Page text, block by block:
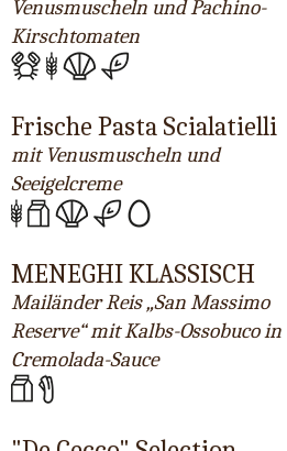
Venusmuscheln und Pachino-
Kirschtomaten
Frische Pasta Scialatielli
mit Venusmuscheln und
Seeigelcreme
MENEGHI KLASSISCH
Mailänder Reis „San Massimo
Reserve“ mit Kalbs-Ossobuco in
Cremolada-Sauce